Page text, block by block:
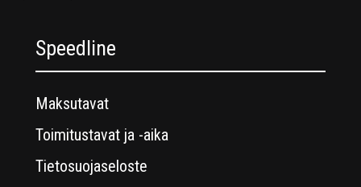
Speedline
Maksutavat
Toimitustavat ja -aika
Tietosuojaseloste